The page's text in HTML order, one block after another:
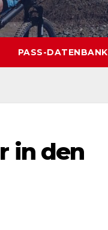
PASS-DATENBANK
in den